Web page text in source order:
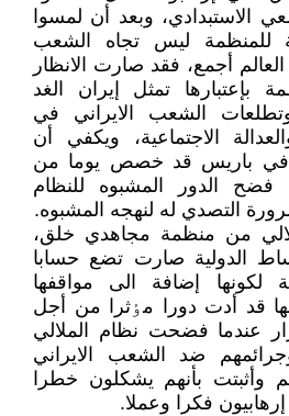
الاستبدادي، وبعد أن لمسوا
للمنظمة ليس تجاه الشعب
العالم أجمع، فقد صارت الانظار
بإعتبارها تمثل إيران الغد
الشعب الايراني في
الاجتماعية، ويکفي أن
في باريس قد خصص يوما من
فضح الدور المشبوه للنظام
التصدي له لنهجه المشبوه.
من منظمة مجاهدي خلق،
الدولية صارت تضع حسابا
لکونها إضافة الى مواقفها
فإنها قد أدت دورا مٶثرا من أجل
عندما فضحت نظام الملالي
ضد الشعب الايراني
وأثبتت بأنهم يشکلون خطرا
فکرا وعملا.